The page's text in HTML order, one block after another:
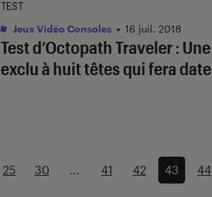
Test d’Octopath Traveler : Une
exclu à huit têtes qui fera date
TEST
Jeux Vidéo Consoles • 16 juil. 2018
25 30 ... 41 42 43 44